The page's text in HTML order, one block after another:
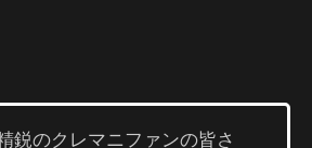
鋭のクレマニファンの皆さ